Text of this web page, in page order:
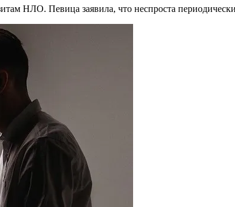
НЛО. Певица заявила, что неспроста